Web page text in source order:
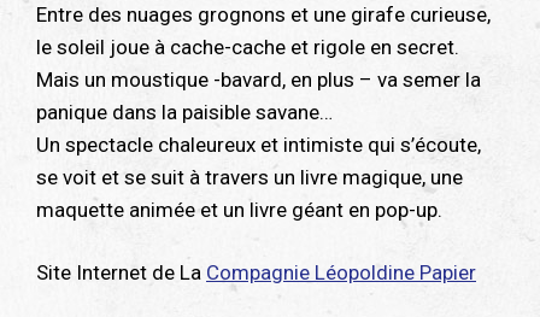
Entre des nuages grognons et une girafe curieuse,
le soleil joue à cache-cache et rigole en secret.
Mais un moustique -bavard, en plus – va semer la
panique dans la paisible savane…
Un spectacle chaleureux et intimiste qui s’écoute,
se voit et se suit à travers un livre magique, une
maquette animée et un livre géant en pop-up.
Site Internet de La Compagnie Léopoldine Papier